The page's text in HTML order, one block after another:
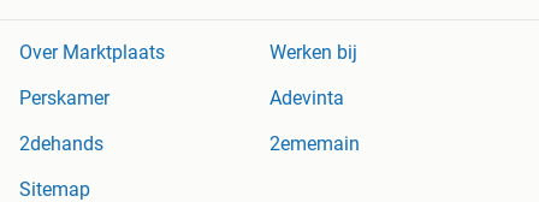
Over Marktplaats
Werken bij
Perskamer
Adevinta
2dehands
2ememain
Sitemap